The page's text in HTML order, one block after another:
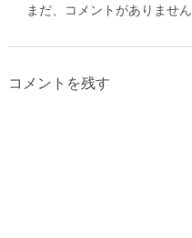
まだ、コメントがありません
コメントを残す